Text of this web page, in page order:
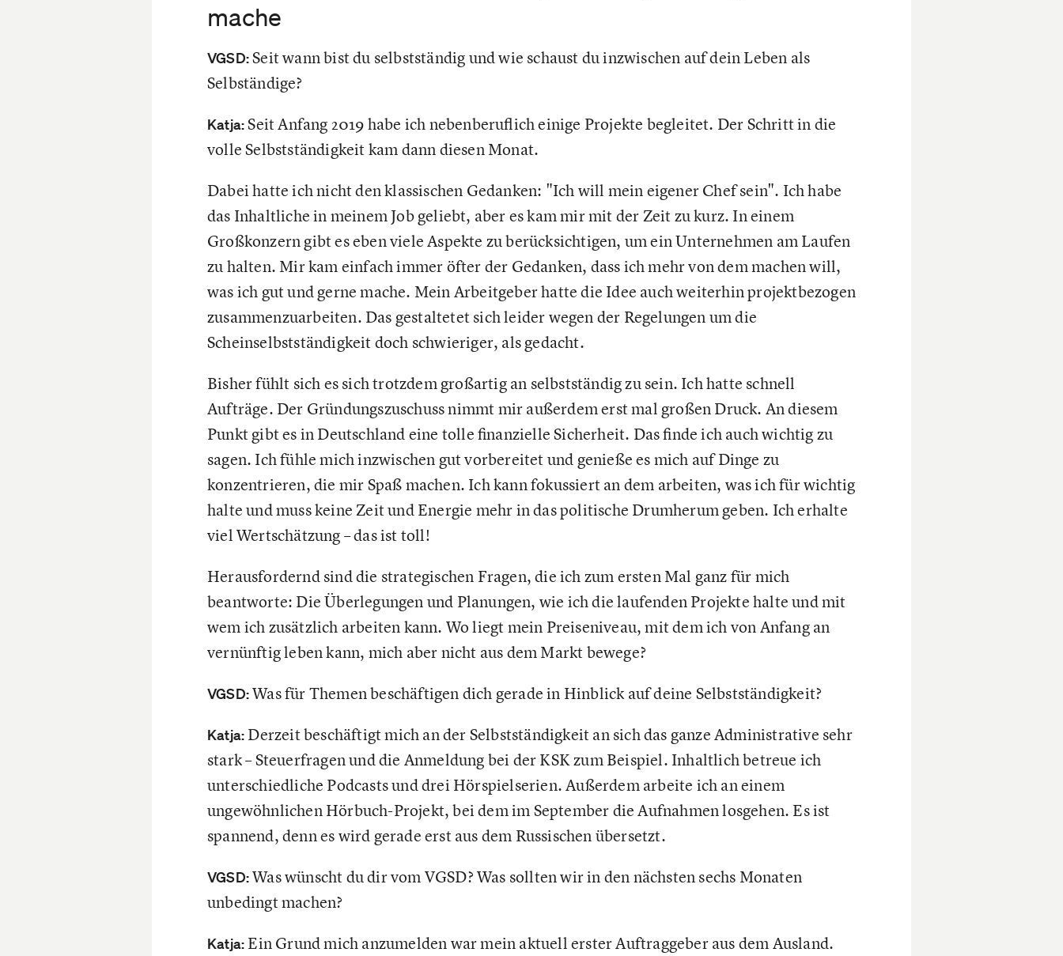
mache
VGSD:Seit wann bist du selbstständig und wie schaust du inzwischen auf dein Leben als
Selbständige?
Katja:Seit Anfang 2019 habe ich nebenberuflich einige Projekte begleitet. Der Schritt in die
volle Selbstständigkeit kam dann diesen Monat.
Dabei hatte ich nicht den klassischen Gedanken: "Ich will mein eigener Chef sein". Ich habe
das Inhaltliche in meinem Job geliebt, aber es kam mir mit der Zeit zu kurz. In einem
Großkonzern gibt es eben viele Aspekte zu berücksichtigen, um ein Unternehmen am Laufen
zu halten. Mir kam einfach immer öfter der Gedanken, dass ich mehr von dem machen will,
was ich gut und gerne mache. Mein Arbeitgeber hatte die Idee auch weiterhin projektbezogen
zusammenzuarbeiten. Das gestaltetet sich leider wegen der Regelungen um die
Scheinselbstständigkeit doch schwieriger, als gedacht.
Bisher fühlt sich es sich trotzdem großartig an selbstständig zu sein. Ich hatte schnell
Aufträge. Der Gründungszuschuss nimmt mir außerdem erst mal großen Druck. An diesem
Punkt gibt es in Deutschland eine tolle finanzielle Sicherheit. Das finde ich auch wichtig zu
sagen. Ich fühle mich inzwischen gut vorbereitet und genieße es mich auf Dinge zu
konzentrieren, die mir Spaß machen. Ich kann fokussiert an dem arbeiten, was ich für wichtig
halte und muss keine Zeit und Energie mehr in das politische Drumherum geben. Ich erhalte
viel Wertschätzung – das ist toll!
Herausfordernd sind die strategischen Fragen, die ich zum ersten Mal ganz für mich
beantworte: Die Überlegungen und Planungen, wie ich die laufenden Projekte halte und mit
wem ich zusätzlich arbeiten kann. Wo liegt mein Preiseniveau, mit dem ich von Anfang an
vernünftig leben kann, mich aber nicht aus dem Markt bewege?
VGSD:Was für Themen beschäftigen dich gerade in Hinblick auf deine Selbstständigkeit?
Katja: Derzeit beschäftigt mich an der Selbstständigkeit an sich das ganze Administrative sehr
stark – Steuerfragen und die Anmeldung bei der KSK zum Beispiel. Inhaltlich betreue ich
unterschiedliche Podcasts und drei Hörspielserien. Außerdem arbeite ich an einem
ungewöhnlichen Hörbuch-Projekt, bei dem im September die Aufnahmen losgehen. Es ist
spannend, denn es wird gerade erst aus dem Russischen übersetzt.
VGSD:Was wünscht du dir vom VGSD? Was sollten wir in den nächsten sechs Monaten
unbedingt machen?
Katja: Ein Grund mich anzumelden war mein aktuell erster Auftraggeber aus dem Ausland.